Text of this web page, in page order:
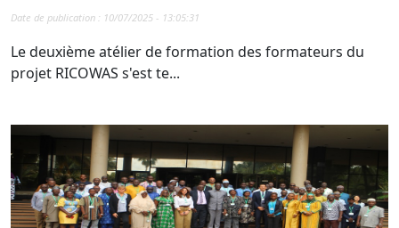
Date de publication : 10/07/2025 - 13:05:31
Le deuxième atélier de formation des formateurs du
projet RICOWAS s'est te...